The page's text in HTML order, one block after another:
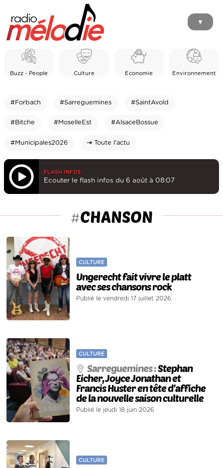
▼
Buzz - People Culture Economie Environnement
#Forbach #Sarreguemines #SaintAvold
#Bitche #MoselleEst #AlsaceBossue
#Municipales2026 ⇥ Toute l'actu
FLASH INFOS
Ecouter le flash infos du 6 août à 08:07
#CHANSON
CULTURE
Ungerecht fait vivre le platt
avec ses chansons rock
Publié le vendredi 17 juillet 2026
CULTURE
Sarreguemines :Stephan
Eicher, Joyce Jonathan et
Francis Huster en tête d’affiche
de la nouvelle saison culturelle
Publié le jeudi 18 juin 2026
CULTURE